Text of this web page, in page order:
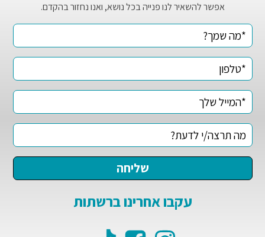
אפשר להשאיר לנו פנייה בכל נושא, ואנו נחזור בהקדם.
עקבו אחרינו ברשתות